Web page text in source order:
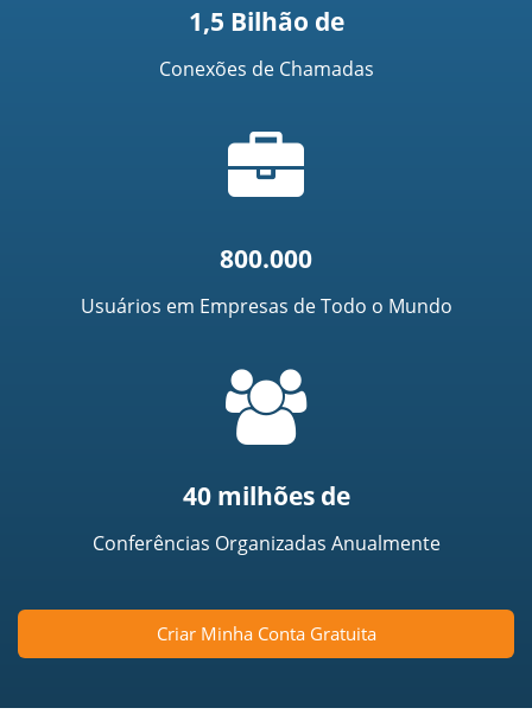
1,5 Bilhão de
Conexões de Chamadas
de
mala
800.000
Usuários em Empresas de Todo o Mundo
40 milhões de
Conferências Organizadas Anualmente
Criar Minha Conta Gratuita